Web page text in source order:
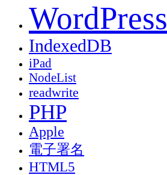
WordPress
IndexedDB
iPad
NodeList
readwrite
PHP
Apple
電子署名
HTML5